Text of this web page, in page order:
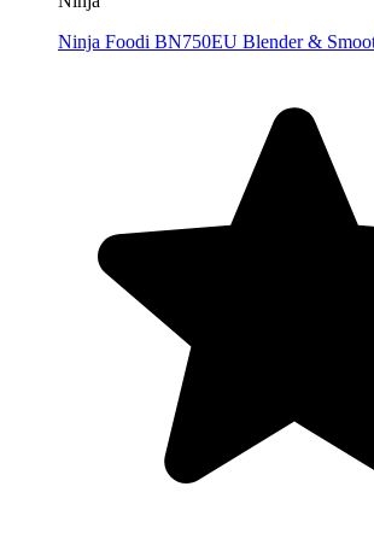
Ninja Foodi BN750EU Blender &